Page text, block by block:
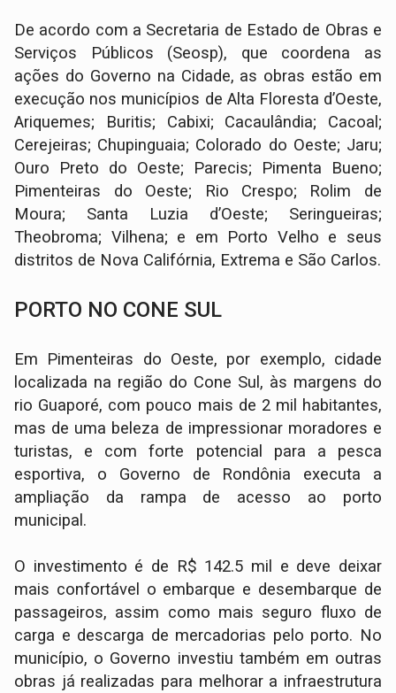
De acordo com a Secretaria de Estado de Obras e
Serviços Públicos (Seosp), que coordena as
ações do Governo na Cidade, as obras estão em
execução nos municípios de Alta Floresta d’Oeste,
Ariquemes; Buritis; Cabixi; Cacaulândia; Cacoal;
Cerejeiras; Chupinguaia; Colorado do Oeste; Jaru;
Ouro Preto do Oeste; Parecis; Pimenta Bueno;
Pimenteiras do Oeste; Rio Crespo; Rolim de
Moura; Santa Luzia d’Oeste; Seringueiras;
Theobroma; Vilhena; e em Porto Velho e seus
distritos de Nova Califórnia, Extrema e São Carlos.
PORTO NO CONE SUL
Em Pimenteiras do Oeste, por exemplo, cidade
localizada na região do Cone Sul, às margens do
rio Guaporé, com pouco mais de 2 mil habitantes,
mas de uma beleza de impressionar moradores e
turistas, e com forte potencial para a pesca
esportiva, o Governo de Rondônia executa a
ampliação da rampa de acesso ao porto
municipal.
O investimento é de R$ 142.5 mil e deve deixar
mais confortável o embarque e desembarque de
passageiros, assim como mais seguro fluxo de
carga e descarga de mercadorias pelo porto. No
município, o Governo investiu também em outras
obras já realizadas para melhorar a infraestrutura